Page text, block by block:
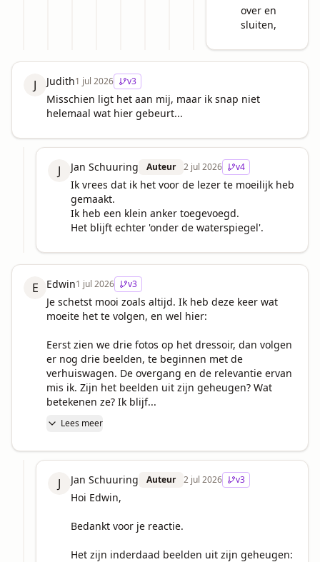
over en
sluiten,
J Judith1 jul 2026 v3
Misschien ligt het aan mij, maar ik snap niet
helemaal wat hier gebeurt...
J Jan Schuuring Auteur 2 jul 2026 v4
Ik vrees dat ik het voor de lezer te moeilijk heb
gemaakt.
Ik heb een klein anker toegevoegd.
Het blijft echter 'onder de waterspiegel'.
E Edwin1 jul 2026 v3
Je schetst mooi zoals altijd. Ik heb deze keer wat
moeite het te volgen, en wel hier:
Eerst zien we drie fotos op het dressoir, dan volgen
er nog drie beelden, te beginnen met de
verhuiswagen. De overgang en de relevantie ervan
mis ik. Zijn het beelden uit zijn geheugen? Wat
betekenen ze? Ik blijf...
Lees meer
J Jan Schuuring Auteur 2 jul 2026 v3
Hoi Edwin,
Bedankt voor je reactie.
Het zijn inderdaad beelden uit zijn geheugen: